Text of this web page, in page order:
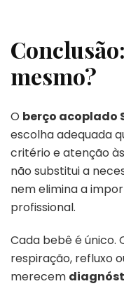
mesmo?
O berço acoplado
escolha adequada
critério e atenção
não substitui a
nem elimina a
profissional.
Cada bebê é único.
respiração, refluxo
merecem